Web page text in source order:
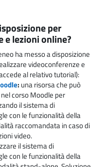
per
e lezioni online?
ha messo a disposizione
videoconferenze e
al relativo tutorial):
: una risorsa che può
corso Moodle per
il sistema di
con le funzionalità della
raccomandata in caso di
video.
il sistema di
con le funzionalità della